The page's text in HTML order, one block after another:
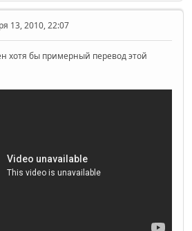
13, 2010, 22:07
хотя бы примерный перевод этой